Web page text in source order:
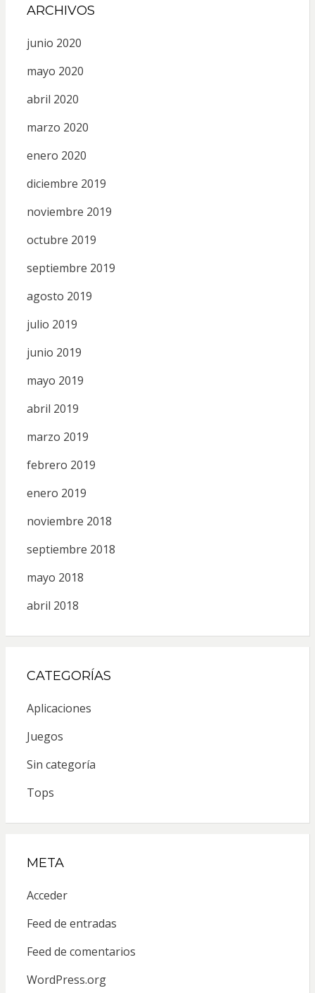
ARCHIVOS
junio 2020
mayo 2020
abril 2020
marzo 2020
enero 2020
diciembre 2019
noviembre 2019
octubre 2019
septiembre 2019
agosto 2019
julio 2019
junio 2019
mayo 2019
abril 2019
marzo 2019
febrero 2019
enero 2019
noviembre 2018
septiembre 2018
mayo 2018
abril 2018
CATEGORÍAS
Aplicaciones
Juegos
Sin categoría
Tops
META
Acceder
Feed de entradas
Feed de comentarios
WordPress.org